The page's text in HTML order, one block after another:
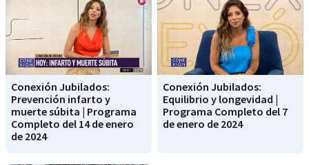
Conexión Jubilados:
Prevención infarto y
muerte súbita | Programa
Completo del 14 de enero
de 2024
Conexión Jubilados:
Equilibrio y longevidad |
Programa Completo del 7
de enero de 2024